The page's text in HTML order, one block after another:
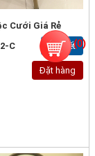
Cưới Giá Rẻ
C
Chi tiết
Đặt hàng
(0)